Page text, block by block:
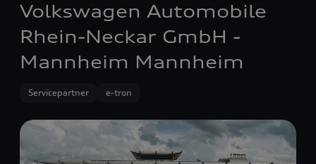
Volkswagen Automobile
Rhein-Neckar GmbH -
Mannheim Mannheim
Servicepartner e-tron